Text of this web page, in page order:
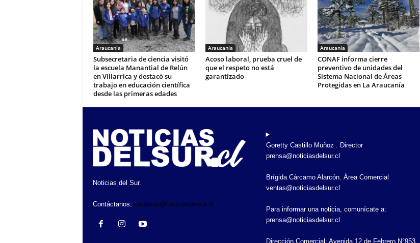
Araucanía
Subsecretaria de ciencia visitó
la escuela Manantial de Relún
en Villarrica y destacó su
trabajo en educación científica
desde las primeras edades
Araucanía
Acoso laboral, prueba cruel de
que el respeto no está
garantizado
Araucanía
CONAF informa cierre
preventivo de unidades del
Sistema Nacional de Áreas
Protegidas en La Araucanía
Noticias del Sur.
Contáctanos: contacto@noticiasdelsur.cl
Goretty Castillo Muñoz . Director
prensa@noticiasdelsur.cl
Brígida Cárcamo Alarcón. Área Comercial
ventas@noticiasdelsur.cl
Para informar una noticia, comunícate a:
prensa@noticiasdelsur.cl
Dirección Comercial: Avenida 12 de Febrero N°953.